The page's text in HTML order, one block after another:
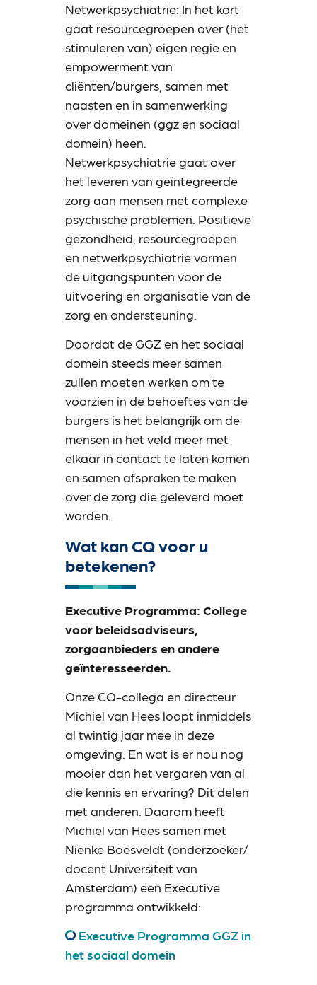
Netwerkpsychiatrie: In het kort
gaat resourcegroepen over (het
stimuleren van) eigen regie en
empowerment van
cliënten/burgers, samen met
naasten en in samenwerking
over domeinen (ggz en sociaal
domein) heen.
Netwerkpsychiatrie gaat over
het leveren van geïntegreerde
zorg aan mensen met complexe
psychische problemen. Positieve
gezondheid, resourcegroepen
en netwerkpsychiatrie vormen
de uitgangspunten voor de
uitvoering en organisatie van de
zorg en ondersteuning.
Doordat de GGZ en het sociaal
domein steeds meer samen
zullen moeten werken om te
voorzien in de behoeftes van de
burgers is het belangrijk om de
mensen in het veld meer met
elkaar in contact te laten komen
en samen afspraken te maken
over de zorg die geleverd moet
worden.
Wat kan CQ voor u
betekenen?
Executive Programma: College
voor beleidsadviseurs,
zorgaanbieders en andere
geïnteresseerden.
Onze CQ-collega en directeur
Michiel van Hees loopt inmiddels
al twintig jaar mee in deze
omgeving. En wat is er nou nog
mooier dan het vergaren van al
die kennis en ervaring? Dit delen
met anderen. Daarom heeft
Michiel van Hees samen met
Nienke Boesveldt (onderzoeker/
docent Universiteit van
Amsterdam) een Executive
programma ontwikkeld:
Executive Programma GGZ in
het sociaal domein